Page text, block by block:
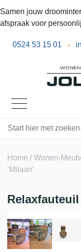
Samen jouw
afspraak voor
0524 53 15 01 -
Home /Wonen-
‘Milaan’